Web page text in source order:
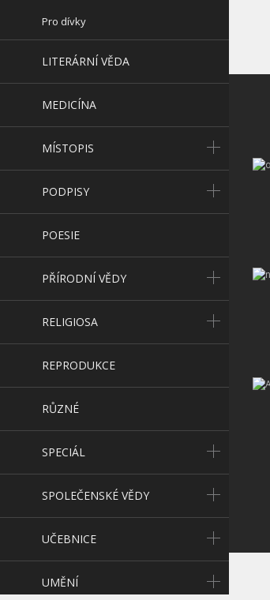
Pro dívky
LITERÁRNÍ VĚDA
MEDICÍNA
MÍSTOPIS
PODPISY
POESIE
PŘÍRODNÍ VĚDY
RELIGIOSA
REPRODUKCE
RŮZNÉ
SPECIÁL
SPOLEČENSKÉ VĚDY
UČEBNICE
UMĚNÍ